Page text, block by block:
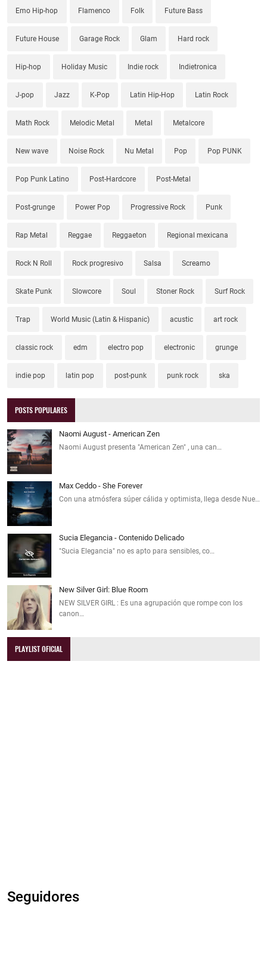
Emo Hip-hop Flamenco Folk Future Bass
Future House Garage Rock Glam Hard rock
Hip-hop Holiday Music Indie rock Indietronica
J-pop Jazz K-Pop Latin Hip-Hop Latin Rock
Math Rock Melodic Metal Metal Metalcore
New wave Noise Rock Nu Metal Pop Pop PUNK
Pop Punk Latino Post-Hardcore Post-Metal
Post-grunge Power Pop Progressive Rock Punk
Rap Metal Reggae Reggaeton Regional mexicana
Rock N Roll Rock progresivo Salsa Screamo
Skate Punk Slowcore Soul Stoner Rock Surf Rock
Trap World Music (Latin & Hispanic) acustic art rock
classic rock edm electro pop electronic grunge
indie pop latin pop post-punk punk rock ska
POSTS POPULARES
Naomi August - American Zen
Naomi August presenta "American Zen" , una can…
Max Ceddo - She Forever
Con una atmósfera súper cálida y optimista, llega desde Nue…
Sucia Elegancia - Contenido Delicado
"Sucia Elegancia" no es apto para sensibles, co…
New Silver Girl: Blue Room
NEW SILVER GIRL : Es una agrupación que rompe con los
canon…
PLAYLIST OFICIAL
Seguidores